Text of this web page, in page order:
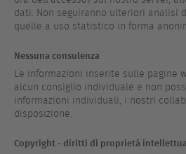
dati. Non seguiranno ulteriori analisi
quelle a uso statistico in forma
Nessuna consulenza
Le informazioni inserite sulle pagine
alcun consiglio individuale e non
informazioni individuali, i nostri
disposizione.
Copyright - diritti di proprietá